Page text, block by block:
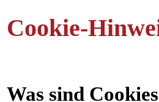
Cookie-
Was sind